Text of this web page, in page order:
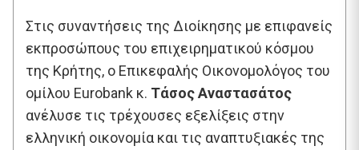
Στις συναντήσεις της Διοίκησης με επιφανείς
εκπροσώπους του επιχειρηματικού κόσμου
της Κρήτης, ο Επικεφαλής Οικονομολόγος του
ομίλου Eurobank κ. Τάσος Αναστασάτος
ανέλυσε τις τρέχουσες εξελίξεις στην
ελληνική οικονομία και τις αναπτυξιακές της